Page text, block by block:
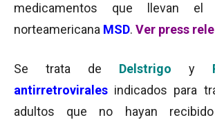
medicamentos que llevan
norteamericana MSD. Ver press
Se trata de Delstrigo y
antirretrovirales indicados para
adultos que no hayan recibido